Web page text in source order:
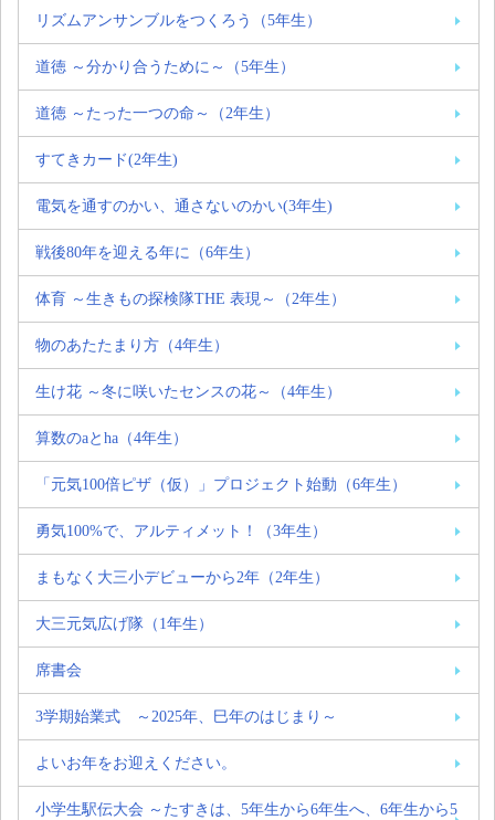
リズムアンサンブルをつくろう（5年生）
道徳 ～分かり合うために～（5年生）
道徳 ～たった一つの命～（2年生）
すてきカード(2年生)
電気を通すのかい、通さないのかい(3年生)
戦後80年を迎える年に（6年生）
体育 ～生きもの探検隊THE 表現～（2年生）
物のあたたまり方（4年生）
生け花 ～冬に咲いたセンスの花～（4年生）
算数のaとha（4年生）
「元気100倍ピザ（仮）」プロジェクト始動（6年生）
勇気100%で、アルティメット！（3年生）
まもなく大三小デビューから2年（2年生）
大三元気広げ隊（1年生）
席書会
3学期始業式 ～2025年、巳年のはじまり～
よいお年をお迎えください。
小学生駅伝大会 ～たすきは、5年生から6年生へ、6年生から5